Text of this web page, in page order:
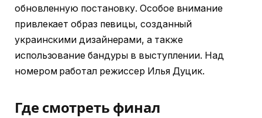
обновленную постановку. Особое внимание
привлекает образ певицы, созданный
украинскими дизайнерами, а также
использование бандуры в выступлении. Над
номером работал режиссер Илья Дуцик.
Где смотреть финал